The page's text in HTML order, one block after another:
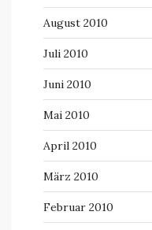
August 2010
Juli 2010
Juni 2010
Mai 2010
April 2010
März 2010
Februar 2010